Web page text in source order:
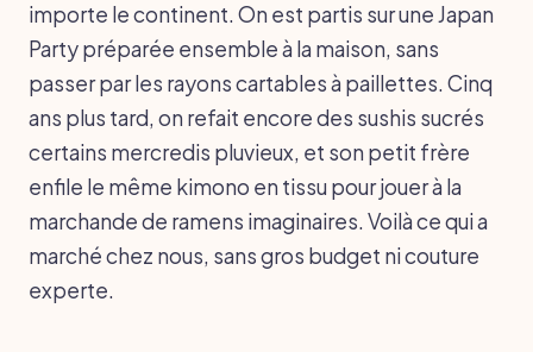
importe le continent. On est partis sur une Japan
Party préparée ensemble à la maison, sans
passer par les rayons cartables à paillettes. Cinq
ans plus tard, on refait encore des sushis sucrés
certains mercredis pluvieux, et son petit frère
enfile le même kimono en tissu pour jouer à la
marchande de ramens imaginaires. Voilà ce qui a
marché chez nous, sans gros budget ni couture
experte.